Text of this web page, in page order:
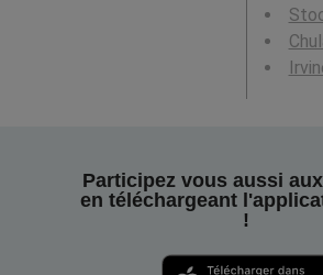
Participez vous aussi
en téléchargeant
!